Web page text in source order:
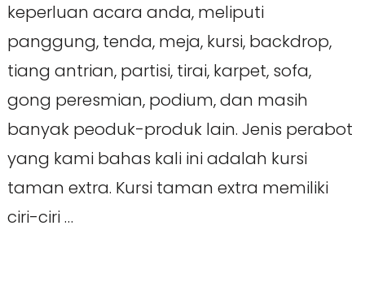
keperluan acara anda, meliputi
panggung, tenda, meja, kursi, backdrop,
tiang antrian, partisi, tirai, karpet, sofa,
gong peresmian, podium, dan masih
banyak peoduk-produk lain. Jenis perabot
yang kami bahas kali ini adalah kursi
taman extra. Kursi taman extra memiliki
ciri-ciri …